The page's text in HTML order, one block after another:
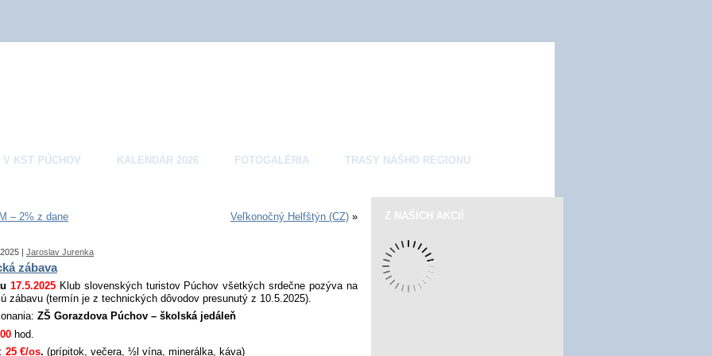
V KST PÚCHOV KALENDÁR 2026 FOTOGALÉRIA TRASY NÁŠHO REGIONU
– 2% z dane Veľkonočný Helfštýn (CZ) »
| Jaroslav Jurenka
zábava
17.5.2025Klub slovenských turistov Púchov všetkých srdečne pozýva na
zábavu (termín je z technických dôvodov presunutý z 10.5.2025).
ZŠ Gorazdova Púchov – školská jedáleň
hod.
25 €/os. (prípitok, večera, ½l vína, minerálka, káva)
Z NAŠICH AKCIÍ